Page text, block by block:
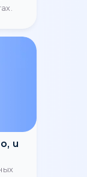
proxy na
proxy na
Android,
łączyć
14:58